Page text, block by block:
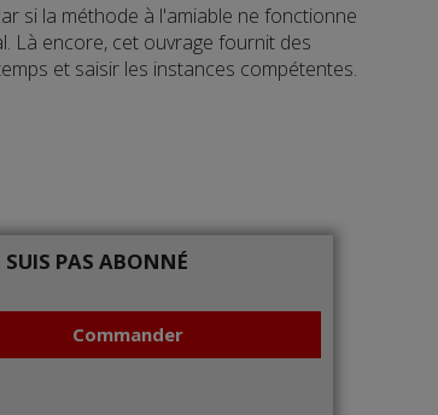
si la méthode à l'amiable ne fonctionne
Là encore, cet ouvrage fournit des
et saisir les instances compétentes.
SUIS PAS ABONNÉ
Commander